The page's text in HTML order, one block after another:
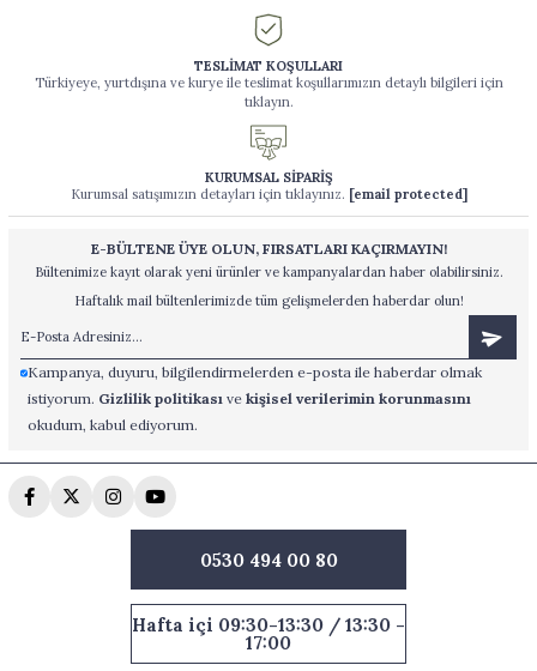
TESLİMAT KOŞULLARI
Türkiyeye, yurtdışına ve kurye ile teslimat koşullarımızın detaylı bilgileri için
tıklayın.
KURUMSAL SİPARİŞ
Kurumsal satışımızın detayları için tıklayınız. [email protected]
E-BÜLTENE ÜYE OLUN, FIRSATLARI KAÇIRMAYIN!
Bültenimize kayıt olarak yeni ürünler ve kampanyalardan haber olabilirsiniz.
Haftalık mail bültenlerimizde tüm gelişmelerden haberdar olun!
Kampanya, duyuru, bilgilendirmelerden e-posta ile haberdar olmak
istiyorum. Gizlilik politikasıve kişisel verilerimin korunmasını
okudum, kabul ediyorum.
0530 494 00 80
Hafta içi 09:30-13:30 / 13:30 -
17:00